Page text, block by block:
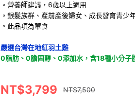
。營養師建議，6歲以上適用
。銀髮族群、產前產後婦女、成長發育青少
。此品項為葷食
嚴選台灣在地紅羽土雞
0脂肪、0膽固醇、0添加水，含18種小分子
NT$3,799 NT$7,500